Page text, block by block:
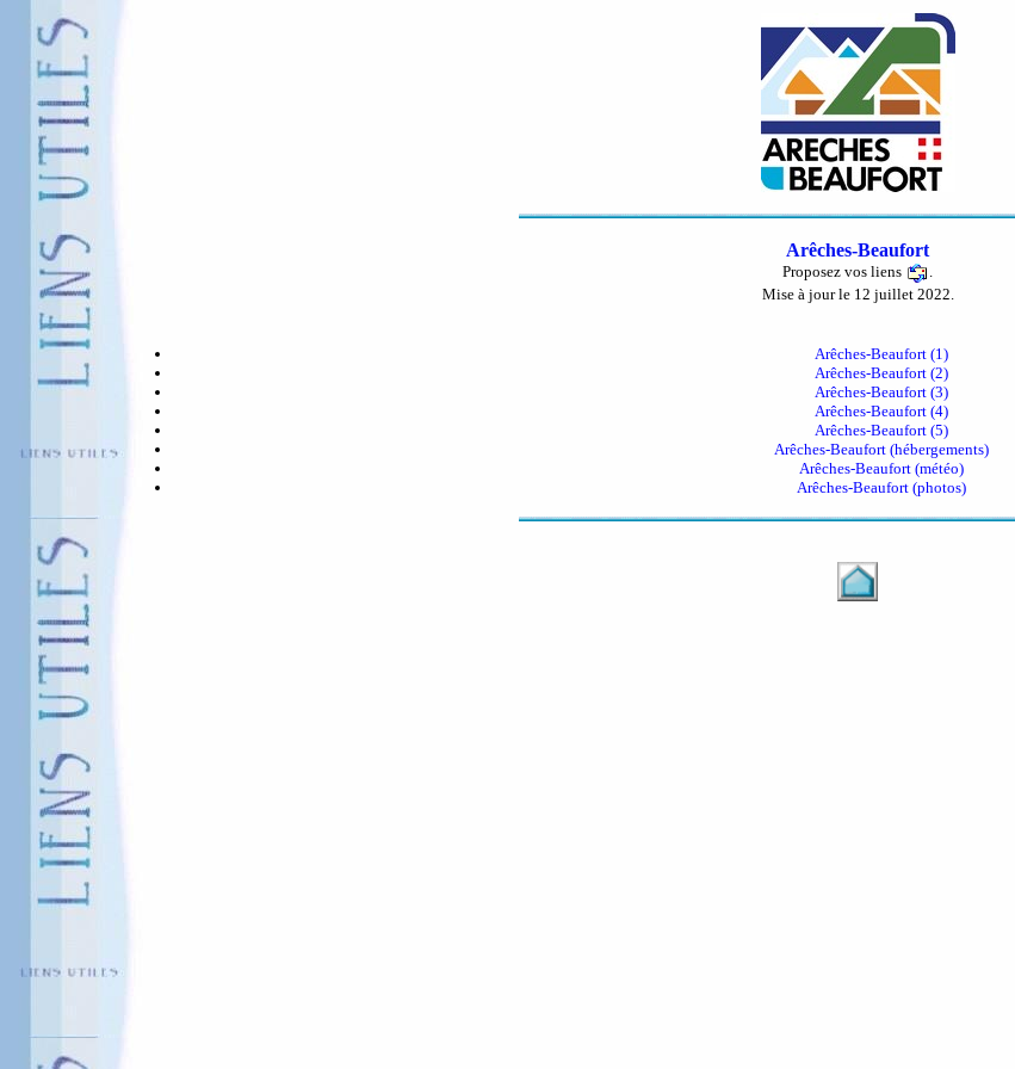
Arêches-Beaufort
Proposez vos liens
Mise à jour le 12 juillet 2022.
Arêches-Beaufort (1)
Arêches-Beaufort (2)
Arêches-Beaufort (3)
Arêches-Beaufort (4)
Arêches-Beaufort (5)
Arêches-Beaufort (hébergements)
Arêches-Beaufort (météo)
Arêches-Beaufort (photos)